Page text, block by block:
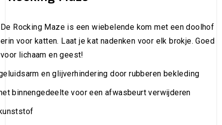
De Rocking Maze is een wiebelende kom met een doolhof
erin voor katten. Laat je kat nadenken voor elk brokje. Goed
voor lichaam en geest!
en glijverhindering door rubberen bekleding
binnengedeelte voor een afwasbeurt verwijderen